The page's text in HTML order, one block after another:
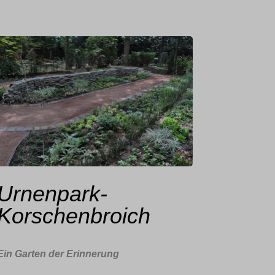
Garten der Erinnerung